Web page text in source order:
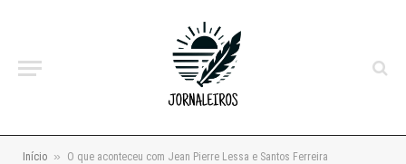
Início » O que aconteceu com Jean Pierre Lessa e Santos Ferreira